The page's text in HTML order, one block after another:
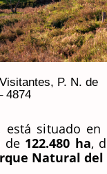
P. N. de
4874
está situado
de 122.480 ha,
Natural